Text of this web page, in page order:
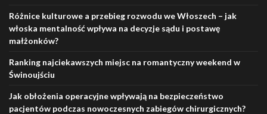
Różnice kulturowe a przebieg rozwodu we Włoszech – jak
włoska mentalność wpływa na decyzje sądu i postawę
małżonków?
Ranking najciekawszych miejsc na romantyczny weekend w
Świnoujściu
Jak obłożenia operacyjne wpływają na bezpieczeństwo
pacjentów podczas nowoczesnych zabiegów chirurgicznych?